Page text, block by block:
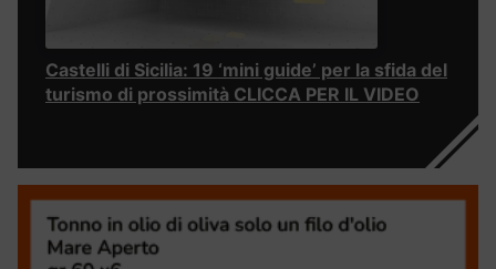
Castelli di Sicilia: 19 ‘mini guide’ per la sfida del
turismo di prossimità CLICCA PER IL VIDEO